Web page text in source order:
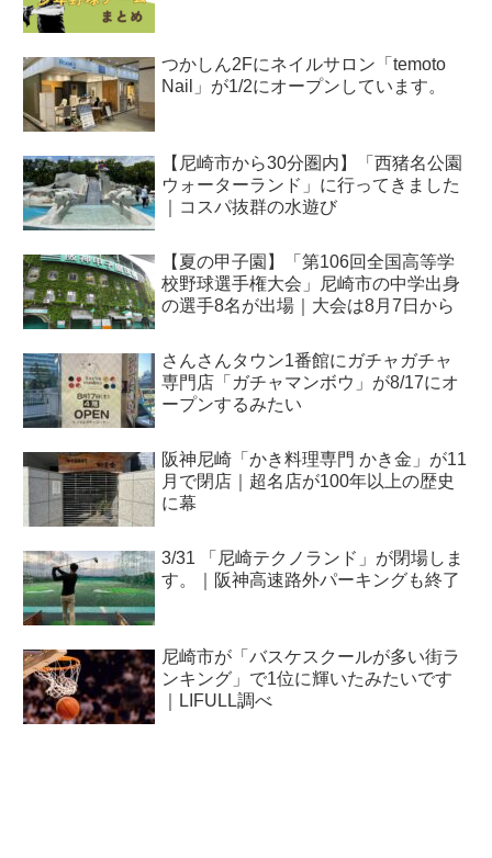
つかしん2Fにネイルサロン「temoto
Nail」が1/2にオープンしています。
【尼崎市から30分圏内】「西猪名公園
ウォーターランド」に行ってきました
｜コスパ抜群の水遊び
【夏の甲子園】「第106回全国高等学
校野球選手権大会」尼崎市の中学出身
の選手8名が出場｜大会は8月7日から
さんさんタウン1番館にガチャガチャ
専門店「ガチャマンボウ」が8/17にオ
ープンするみたい
阪神尼崎「かき料理専門 かき金」が11
月で閉店｜超名店が100年以上の歴史
に幕
3/31 「尼崎テクノランド」が閉場しま
す。｜阪神高速路外パーキングも終了
尼崎市が「バスケスクールが多い街ラ
ンキング」で1位に輝いたみたいです
｜LIFULL調べ